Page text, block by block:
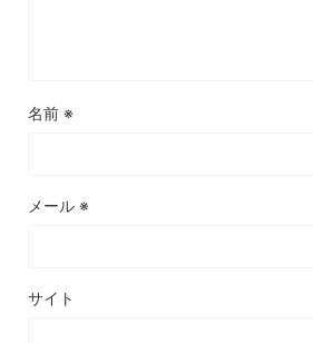
名前 ※
メール ※
サイト